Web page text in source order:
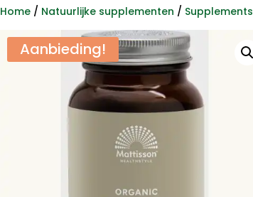
Home/ Natuurlijke supplementen / Supplements
Aanbieding!